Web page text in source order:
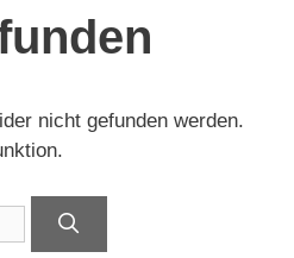
nicht gefunden werden.